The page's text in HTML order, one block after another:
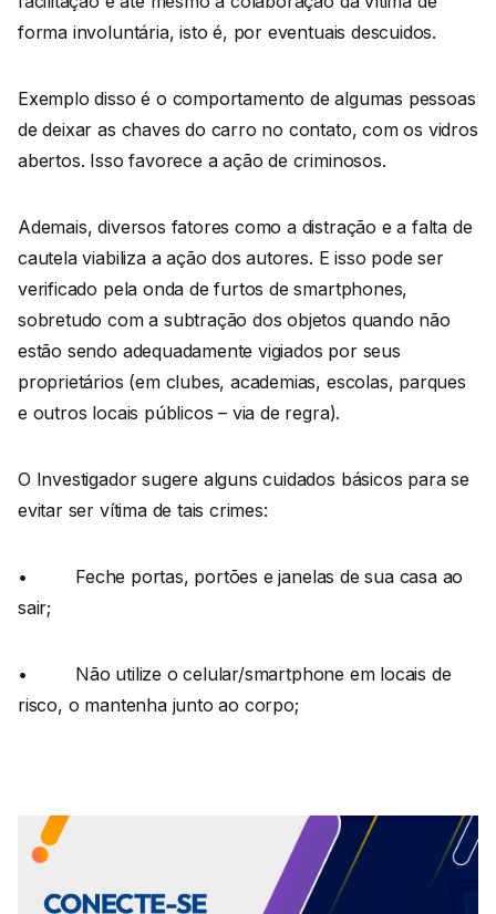
forma involuntária, isto é, por eventuais descuidos.
Exemplo disso é o comportamento de algumas pessoas
de deixar as chaves do carro no contato, com os vidros
abertos. Isso favorece a ação de criminosos.
Ademais, diversos fatores como a distração e a falta de
cautela viabiliza a ação dos autores. E isso pode ser
verificado pela onda de furtos de smartphones,
sobretudo com a subtração dos objetos quando não
estão sendo adequadamente vigiados por seus
proprietários (em clubes, academias, escolas, parques
e outros locais públicos – via de regra).
O Investigador sugere alguns cuidados básicos para se
evitar ser vítima de tais crimes:
• Feche portas, portões e janelas de sua casa ao
sair;
• Não utilize o celular/smartphone em locais de
risco, o mantenha junto ao corpo;